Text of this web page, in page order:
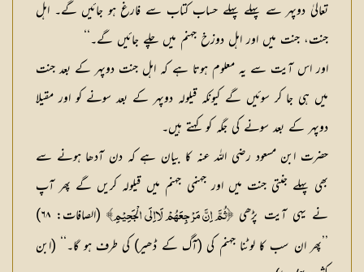
تعالیٰ دوپہر سے پہلے پہلے حساب کتاب سے فارغ ہو جائیں گے۔ اہل
جنت، جنت میں اور اہل دوزخ جہنم میں چلے جائیں گے۔‘‘
اور اس آیت سے یہ معلوم ہوتا ہے کہ اہل جنت دوپہر کے بعد جنت
میں ہی جا کر سوئیں گے کیونکہ قیلولہ دوپہر کے بعد سونے کو اور مقیلا
دوپہر کے بعد سونے کی جگہ کو کہتے ہیں۔
حضرت ابن مسعود رضی اللہ عنہ کا بیان ہے کہ دن آدھا ہونے سے
بھی پہلے جنتی جنت میں اور جہنمی جہنم میں قیلولہ کریں گے پھر آپ
نے یہی آیت پڑھی ﴿ثُمَّ اِنَّ مَرْجِعَهُمْ لَااِلَى الْجَحِيْمِ﴾
(الصافات: ۶۸)
’’پھر ان سب کا لوٹنا جہنم کی (آگ کے ڈھیر) کی طرف ہو گا۔‘‘ (ابن